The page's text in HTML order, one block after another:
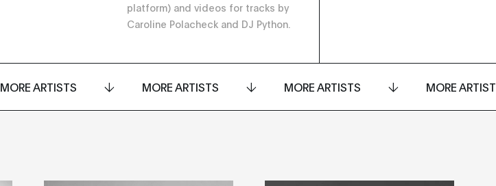
platform) and videos for tracks by
Caroline Polacheck and DJ Python.
MORE ARTISTS MORE ARTISTS MORE ARTISTS MORE